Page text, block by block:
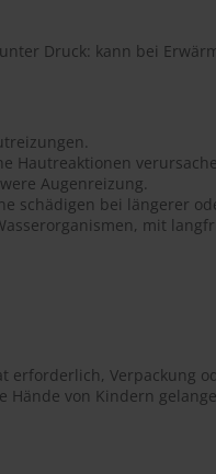
Druck: kann bei
Hautreaktionen
Augenreizung.
schädigen bei längerer
mit
erforderlich, Verpackung
Hände von Kindern